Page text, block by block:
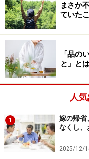
の夫じゃない！」と
はエミさんに寄りか
それでいて私
エミさんの仕事はエ
は限らないし、人間
「仕事の話は母には
以前、ちょっと話し
たので、それ以降し
まさか
ていた
「品の
と」と
人
1
嫁の帰省
なくし、
2025/12/